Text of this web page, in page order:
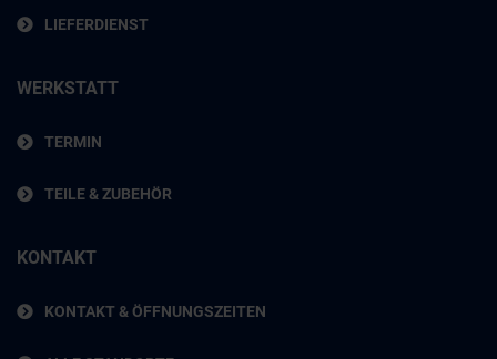
LIEFERDIENST
WERKSTATT
TERMIN
TEILE & ZUBEHÖR
KONTAKT
KONTAKT & ÖFFNUNGSZEITEN